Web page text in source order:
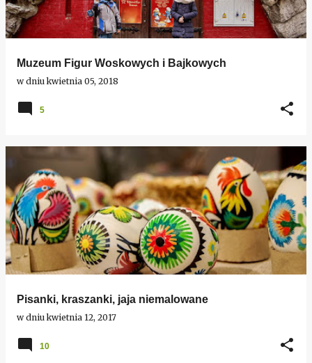
Muzeum Figur Woskowych i Bajkowych
w dniukwietnia 05, 2018
5
Pisanki, kraszanki, jaja niemalowane
w dniukwietnia 12, 2017
10